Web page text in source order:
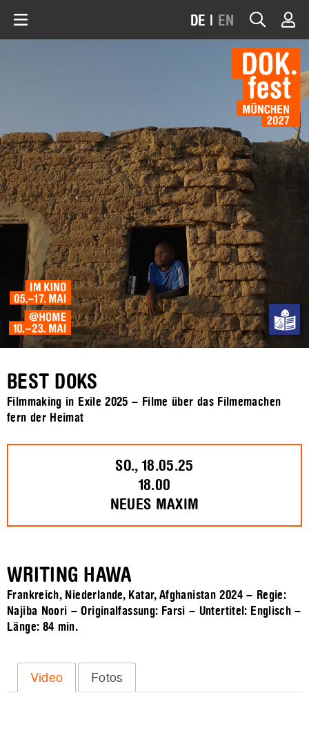
DE | EN
BEST DOKS
Filmmaking in Exile 2025 – Filme über das Filmemachen
fern der Heimat
SO., 18.05.25
18.00
NEUES MAXIM
WRITING HAWA
Frankreich, Niederlande, Katar, Afghanistan 2024 – Regie:
Najiba Noori – Originalfassung: Farsi – Untertitel: Englisch –
Länge: 84 min.
Video Fotos